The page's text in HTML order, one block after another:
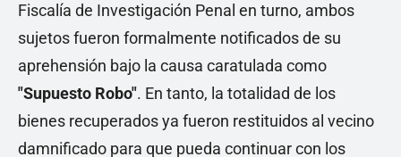
Fiscalía de Investigación Penal en turno, ambos
sujetos fueron formalmente notificados de su
aprehensión bajo la causa caratulada como
"Supuesto Robo". En tanto, la totalidad de los
bienes recuperados ya fueron restituidos al vecino
damnificado para que pueda continuar con los